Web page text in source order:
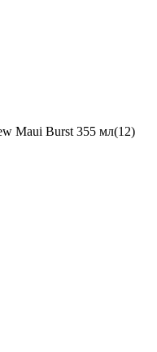
Maui Burst 355 мл(12)